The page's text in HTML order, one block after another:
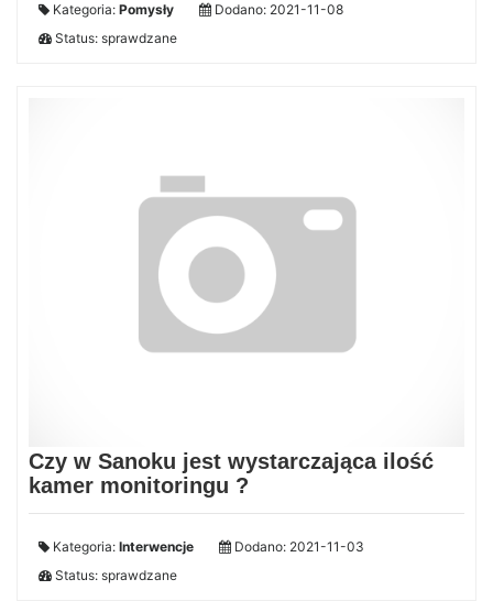
Kategoria: Pomysły
Dodano: 2021-11-08
Status: sprawdzane
Czy w Sanoku jest wystarczająca ilość
kamer monitoringu ?
Kategoria: Interwencje
Dodano: 2021-11-03
Status: sprawdzane